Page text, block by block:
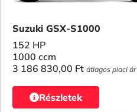
Suzuki GSX-S1000
152 HP
1000 ccm
3 186 830,00 Ft átlagos piaci ár
Részletek